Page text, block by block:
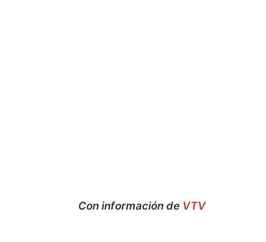
Con información de VTV